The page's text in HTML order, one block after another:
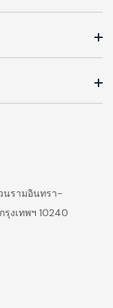
นรามอินทรา-
งเทพฯ 10240